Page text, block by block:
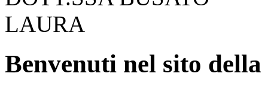
Benvenuti nel sito